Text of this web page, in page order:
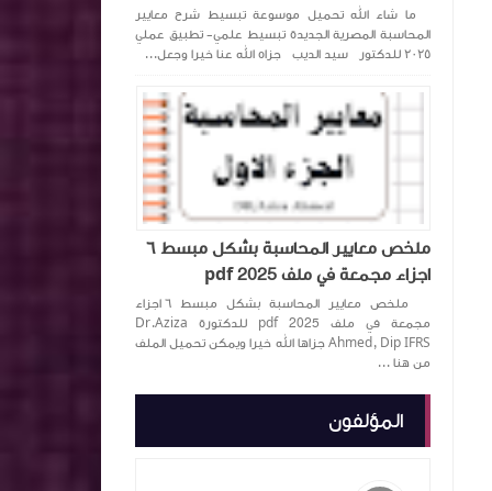
ما شاء الله تحميل موسوعة تبسيط شرح معايير
المحاسبة المصرية الجديدة تبسيط علمي- تطبيق عملي
٢٠٢٥ للدكتور سيد الديب جزاه الله عنا خيرا وجعل...
ملخص معايير المحاسبة بشكل مبسط ٦
اجزاء مجمعة في ملف pdf 2025
ملخص معايير المحاسبة بشكل مبسط ٦ اجزاء
مجمعة في ملف pdf 2025 للدكتورة ‏Dr.Aziza
Ahmed, Dip IFRS‏ جزاها الله خيرا ويمكن تحميل الملف
من هنا ...
المؤلفون